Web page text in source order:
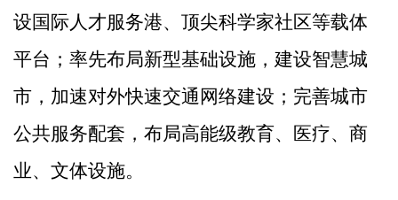
设国际人才服务港、顶尖科学家社区等载体
平台；率先布局新型基础设施，建设智慧城
市，加速对外快速交通网络建设；完善城市
公共服务配套，布局高能级教育、医疗、商
业、文体设施。